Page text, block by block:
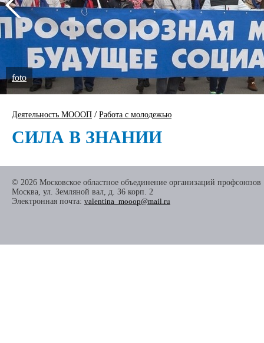
foto
Деятельность МОООП / Работа с молодежью
СИЛА В ЗНАНИИ
© 2026 Московское областное объединение организаций профсоюзов
Москва, ул. Земляной вал, д. 36 корп. 2
Электронная почта: valentina_mooop@mail.ru